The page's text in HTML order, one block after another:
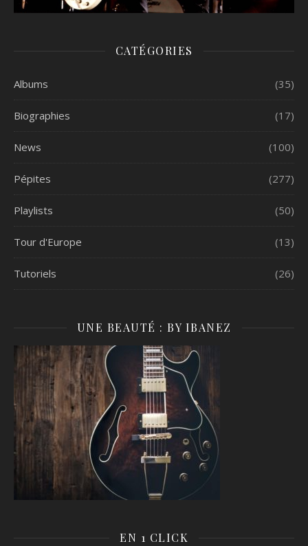
CATÉGORIES
Albums (35)
Biographies (17)
News (100)
Pépites (277)
Playlists (50)
Tour d'Europe (13)
Tutoriels (26)
UNE BEAUTÉ : BY IBANEZ
EN 1 CLICK